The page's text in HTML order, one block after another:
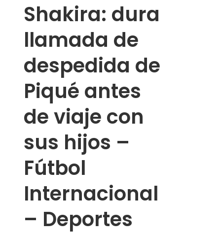
Shakira: dura
llamada de
despedida de
Piqué antes
de viaje con
sus hijos –
Fútbol
Internacional
– Deportes